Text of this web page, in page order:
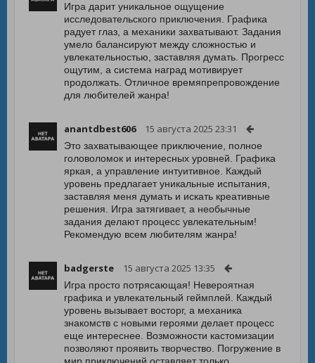
Игра дарит уникальное ощущение
исследовательского приключения. Графика
радует глаз, а механики захватывают. Задания
умело балансируют между сложностью и
увлекательностью, заставляя думать. Прогресс
ощутим, а система наград мотивирует
продолжать. Отличное времяпрепровождение
для любителей жанра!
anantdbest606 15 августа 2025 23:31
Это захватывающее приключение, полное
головоломок и интересных уровней. Графика
яркая, а управление интуитивное. Каждый
уровень предлагает уникальные испытания,
заставляя меня думать и искать креативные
решения. Игра затягивает, а необычные
задания делают процесс увлекательным!
Рекомендую всем любителям жанра!
badgerste 15 августа 2025 13:35
Игра просто потрясающая! Невероятная
графика и увлекательный геймплей. Каждый
уровень вызывает восторг, а механика
знакомств с новыми героями делает процесс
еще интереснее. Возможности кастомизации
позволяют проявить творчество. Погружение в